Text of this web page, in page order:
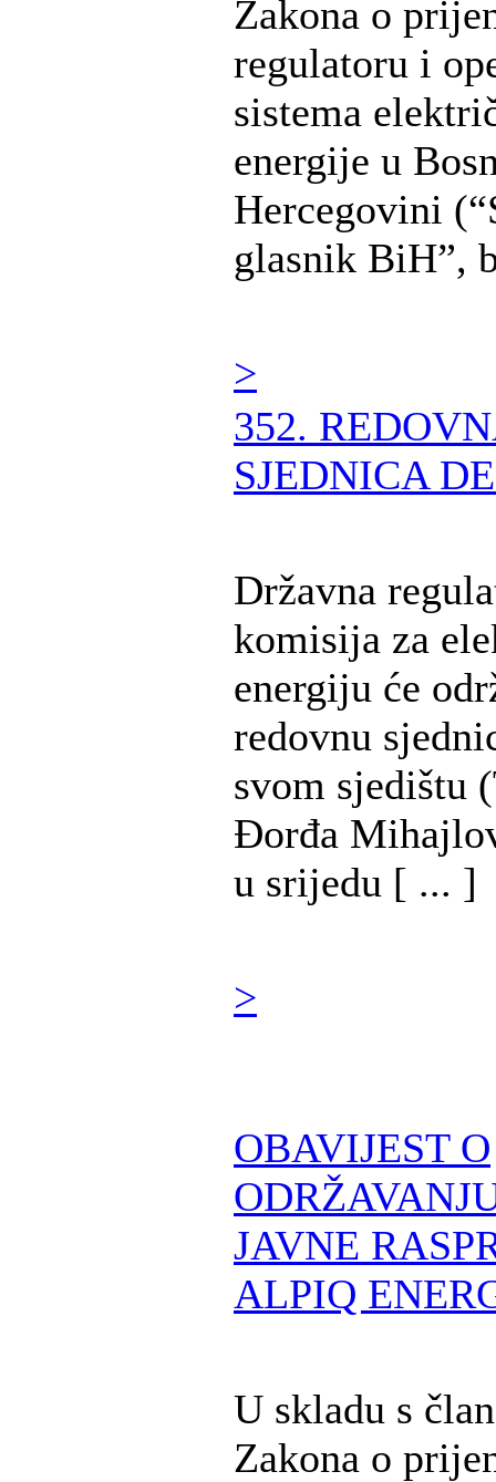
Zakona o
regulatoru i
sistema
energije u
Hercegovini
glasnik BiH”,
>
352.
SJEDNICA
Državna
komisija za
energiju će
redovnu
svom sjedištu
Đorđa
u srijedu [ ... ]
>
OBAVIJEST O
JAVNE
ALPIQ
U skladu s
Zakona o